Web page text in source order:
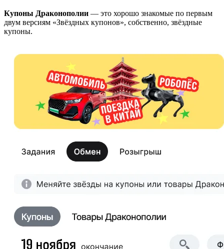
Купоны Драконополии — это хорошо знакомые по первым
двум версиям «Звёздных купонов», собственно, звёздные
купоны.